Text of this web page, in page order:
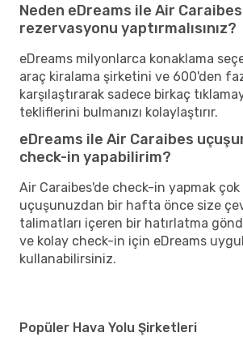
Neden eDreams ile Air
rezervasyonu yaptırmalısınız?
eDreams milyonlarca konaklama
araç kiralama şirketini ve 600'den
karşılaştırarak sadece birkaç
tekliflerini bulmanızı kolaylaştırır.
eDreams ile Air Caraibes
check-in yapabilirim?
Air Caraibes'de check-in yapmak
uçuşunuzdan bir hafta önce size
talimatları içeren bir hatırlatma
ve kolay check-in için eDreams
kullanabilirsiniz.
Popüler Hava Yolu Şirketleri